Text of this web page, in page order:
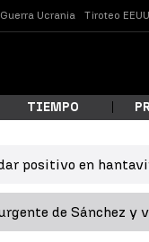
Guerra Ucrania Tiroteo EEUU
TIEMPO
positivo en
de Sánchez